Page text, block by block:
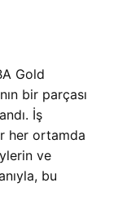
Gold
bir parçası
İş
her ortamda
ve
bu